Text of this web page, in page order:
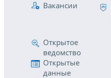
Вакансии
Открытое
ведомство
Открытые
данные